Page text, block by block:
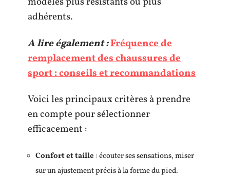
adhérents.
A lire également :Fréquence de
remplacement des chaussures de
sport : conseils et recommandations
Voici les principaux critères à prendre
en compte pour sélectionner
efficacement :
Confort et taille : écouter ses sensations, miser
sur un ajustement précis à la forme du pied.